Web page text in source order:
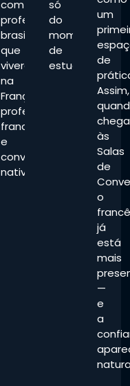
com
professores
brasileiros
que
viveram
na
França,
professores
franceses
e
convidados
nativos.
só
do
momento
de
estudo.
um
de
Assim,
às
Salas
de
o
já
está
mais
—
e
a